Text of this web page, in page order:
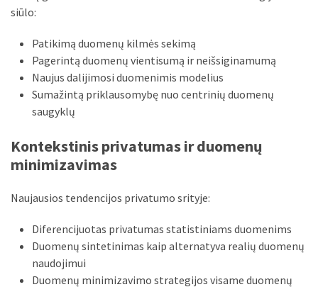
siūlo:
Patikimą duomenų kilmės sekimą
Pagerintą duomenų vientisumą ir neišsiginamumą
Naujus dalijimosi duomenimis modelius
Sumažintą priklausomybę nuo centrinių duomenų
saugyklų
Kontekstinis privatumas ir duomenų
minimizavimas
Naujausios tendencijos privatumo srityje:
Diferencijuotas privatumas statistiniams duomenims
Duomenų sintetinimas kaip alternatyva realių duomenų
naudojimui
Duomenų minimizavimo strategijos visame duomenų